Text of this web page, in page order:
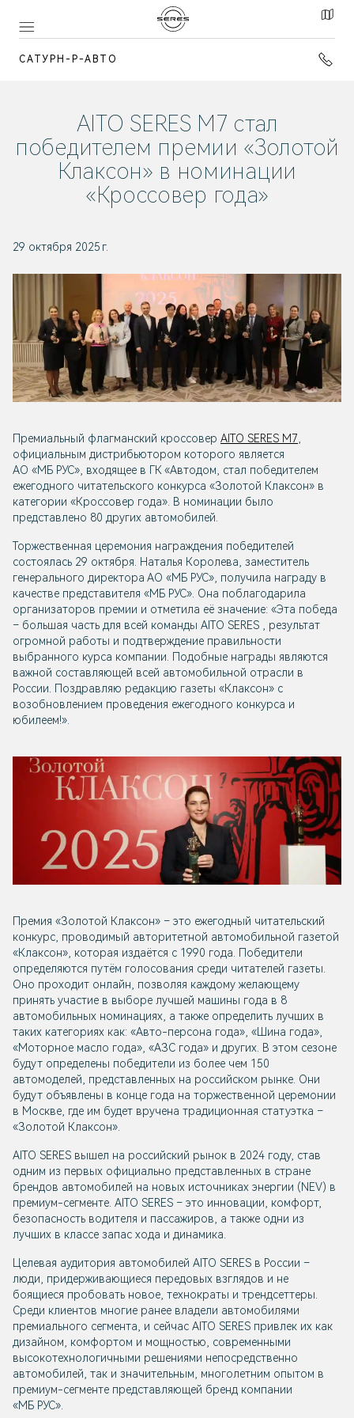
САТУРН-Р-АВТО
AITO SERES M7 стал
победителем премии «Золотой
Клаксон» в номинации
«Кроссовер года»
29 октября 2025 г.
Премиальный флагманский кроссовер AITO SERES M7
официальным дистрибьютором которого является
АО «МБ РУС», входящее в ГК «Автодом, стал победителем
ежегодного читательского конкурса «Золотой Клаксон» в
категории «Кроссовер года». В номинации было
представлено 80 других автомобилей.
Торжественная церемония награждения победителей
состоялась 29 октября. Наталья Королева, заместитель
генерального директора АО «МБ РУС», получила награду в
качестве представителя «МБ РУС». Она поблагодарила
организаторов премии и отметила её значение: «Эта победа
– большая часть для всей команды AITO SERES , результат
огромной работы и подтверждение правильности
выбранного курса компании. Подобные награды являются
важной составляющей всей автомобильной отрасли в
России. Поздравляю редакцию газеты «Клаксон» с
возобновлением проведения ежегодного конкурса и
юбилеем!».
Премия «Золотой Клаксон» – это ежегодный читательский
конкурс, проводимый авторитетной автомобильной газетой
«Клаксон», которая издаётся с 1990 года. Победители
определяются путём голосования среди читателей газеты.
Оно проходит онлайн, позволяя каждому желающему
принять участие в выборе лучшей машины года в 8
автомобильных номинациях, а также определить лучших в
таких категориях как: «Авто-персона года», «Шина года»,
«Моторное масло года», «АЗС года» и других. В этом сезоне
будут определены победители из более чем 150
автомоделей, представленных на российском рынке. Они
будут объявлены в конце года на торжественной церемонии
в Москве, где им будет вручена традиционная статуэтка –
«Золотой Клаксон».
AITO SERES вышел на российский рынок в 2024 году, став
одним из первых официально представленных в стране
брендов автомобилей на новых источниках энергии (NEV) в
премиум-сегменте. AITO SERES – это инновации, комфорт,
безопасность водителя и пассажиров, а также одни из
лучших в классе запас хода и динамика.
Целевая аудитория автомобилей AITO SERES в России –
люди, придерживающиеся передовых взглядов и не
боящиеся пробовать новое, технократы и трендсеттеры.
Среди клиентов многие ранее владели автомобилями
премиального сегмента, и сейчас AITO SERES привлек их как
дизайном, комфортом и мощностью, современными
высокотехнологичными решениями непосредственно
автомобилей, так и значительным, многолетним опытом в
премиум-сегменте представляющей бренд компании
«МБ РУС».